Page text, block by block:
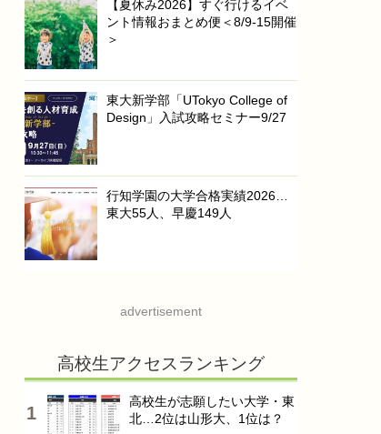
【夏休み2026】すぐ行けるイベ
ント情報おまとめ便＜8/9-15開催
＞
東大新学部「UTokyo College of
Design」入試攻略セミナー9/27
行知学園の大学合格実績2026…
東大55人、早慶149人
advertisement
高校生アクセスランキング
高校生が志願したい大学・東
北…2位は山形大、1位は？